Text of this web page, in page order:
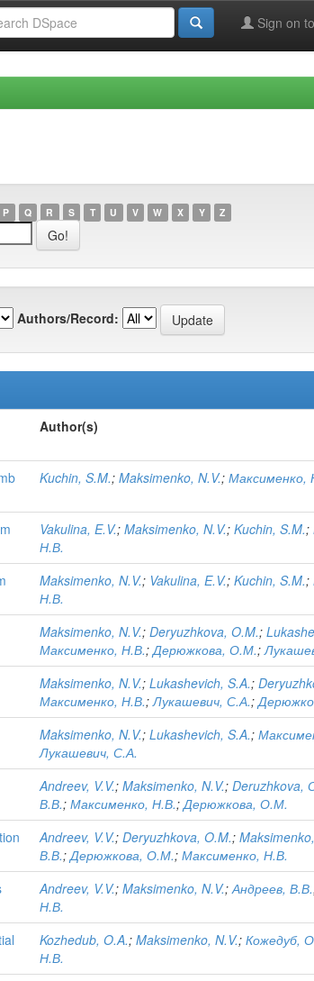
Sign on
P Q R S T U V W X Y Z
Authors/Record:
Author(s)
Kuchin, S.M.; Maksimenko, N.V.; Максименко,
Vakulina, E.V.; Maksimenko, N.V.; Kuchin, S.M.;
Н.В.
Maksimenko, N.V.; Vakulina, E.V.; Kuchin, S.M.;
Н.В.
Maksimenko, N.V.; Deryuzhkova, O.M.;
Максименко, Н.В.;Дерюжкова, О.М.;
Maksimenko, N.V.; Lukashevich, S.A.;
Максименко, Н.В.;Лукашевич, С.А.;
Maksimenko, N.V.; Lukashevich, S.A.;
Лукашевич, С.А.
Andreev, V.V.; Maksimenko, N.V.; Deruzhkova,
В.В.; Максименко, Н.В.;Дерюжкова, О.М.
Andreev, V.V.; Deryuzhkova, O.M.;
В.В.;Дерюжкова, О.М.; Максименко, Н.В.
Andreev, V.V.; Maksimenko, N.V.;Андреев, В.В.
Н.В.
Kozhedub, O.A.; Maksimenko, N.V.; Кожедуб,
Н.В.